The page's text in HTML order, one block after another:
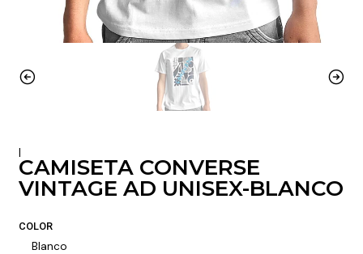
|
CAMISETA CONVERSE
VINTAGE AD UNISEX-BLANCO
COLOR
Blanco